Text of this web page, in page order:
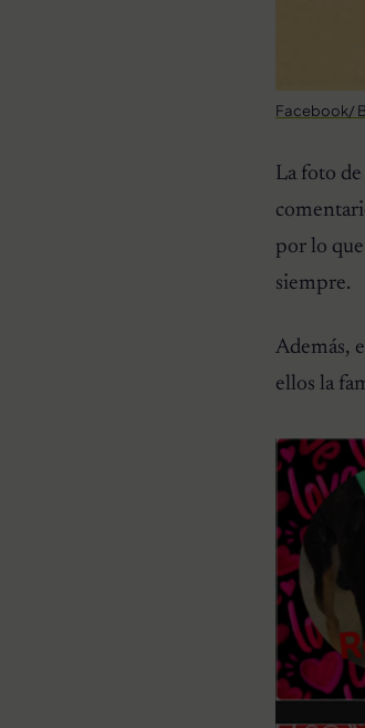
Facebook/
La foto de
por lo
siempre.
Además,
ellos la